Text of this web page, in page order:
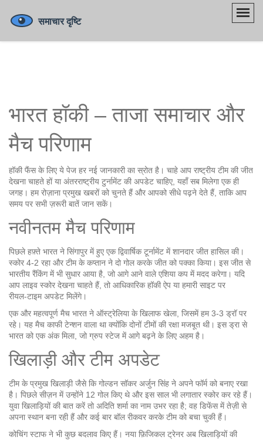
भारत हॉकी – ताजा समाचार और
मैच परिणाम
हॉकी फैंस के लिए ये पेज हर नई जानकारी का स्रोत है। चाहे आप राष्ट्रीय टीम की जीत
देखना चाहते हों या अंतरराष्ट्रीय टुर्नामेंट की अपडेट चाहिए, यहाँ सब मिलेगा एक ही
जगह। हम रोज़ाना प्रमुख खबरों को चुनते हैं और आपको सीधे पढ़ने देते हैं, ताकि आप
समय पर सभी ज़रूरी बातें जान सकें।
नवीनतम मैच परिणाम
पिछले हफ़्ते भारत ने सिंगापुर में हुए एक द्विवार्षिक टूर्नामेंट में शानदार जीत हासिल की।
स्कोर 4‑2 रहा और टीम के कप्तान ने दो गोल करके जीत को पक्का किया। इस जीत से
भारतीय रैंकिंग में भी सुधार आया है, जो आगे आने वाले एशिया कप में मदद करेगा। यदि
आप लाइव स्कोर देखना चाहते हैं, तो आधिकारिक हॉकी ऐप या हमारी साइट पर
रीयल‑टाइम अपडेट मिलेंगे।
एक और महत्वपूर्ण मैच भारत ने ऑस्ट्रेलिया के खिलाफ खेला, जिसमें हम 3‑3 ड्रॉ पर
रहे। यह मैच काफी टेन्शन वाला था क्योंकि दोनों टीमों की रक्षा मजबूत थी। इस ड्रा से
भारत को एक अंक मिला, जो ग्रुप स्टेज में आगे बढ़ने के लिए अहम है।
खिलाड़ी और टीम अपडेट
टीम के प्रमुख खिलाड़ी जैसे कि गोल्डन सॉकर अर्जुन सिंह ने अपने फॉर्म को बनाए रखा
है। पिछले सीज़न में उन्होंने 12 गोल किए थे और इस साल भी लगातार स्कोर कर रहे हैं।
युवा खिलाड़ियों की बात करें तो अदिति शर्मा का नाम उभर रहा है; वह डिफेंस में तेज़ी से
अपना स्थान बना रही हैं और कई बार बॉल रीकवर करके टीम को बचा चुकी हैं।
कोचिंग स्टाफ ने भी कुछ बदलाव किए हैं। नया फ़िजिकल ट्रेनर अब खिलाड़ियों की